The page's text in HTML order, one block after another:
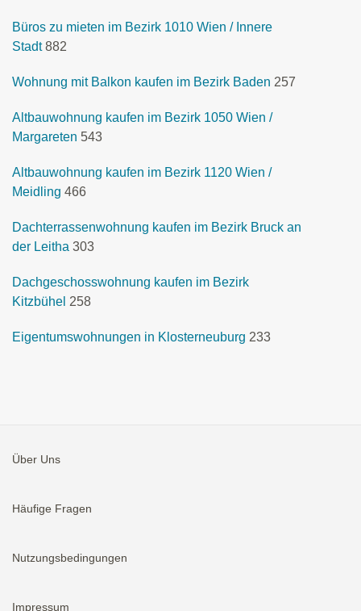
Büros zu mieten im Bezirk 1010 Wien / Innere
Stadt 882
Wohnung mit Balkon kaufen im Bezirk Baden 257
Altbauwohnung kaufen im Bezirk 1050 Wien /
Margareten 543
Altbauwohnung kaufen im Bezirk 1120 Wien /
Meidling 466
Dachterrassenwohnung kaufen im Bezirk Bruck an
der Leitha 303
Dachgeschosswohnung kaufen im Bezirk
Kitzbühel 258
Eigentumswohnungen in Klosterneuburg 233
Über Uns
Häufige Fragen
Nutzungsbedingungen
Impressum